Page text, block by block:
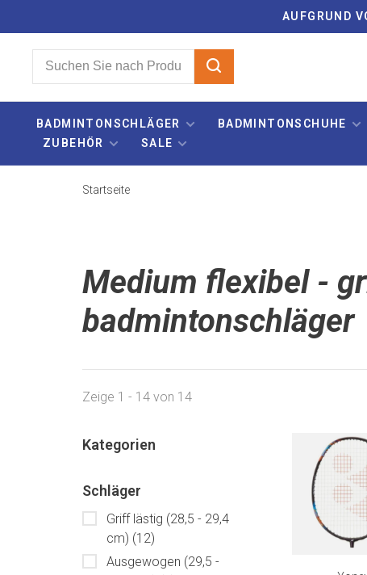
AUFGRUND
BADMINTONSCHLÄGER BADMINTONSCHUHE
ZUBEHÖR
SALE
Startseite
Medium flexibel -
badmintonschläger
Zeige 1 - 14 von 14
Kategorien
Schläger
Griff lästig (28,5 - 29,4
cm) (12)
Ausgewogen (29,5 -